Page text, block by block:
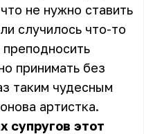
не нужно ставить
случилось что-то
принимать без
таким чудесным
артистка.
супругов этот